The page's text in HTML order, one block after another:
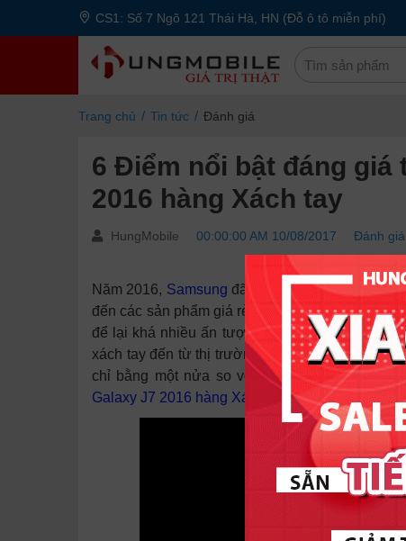
CS1: Số 7 Ngõ 121 Thái Hà, HN (Đỗ ô tô miễn phí)
Trang chủ Tin tức Đánh giá
6 Điểm nổi bật đáng giá
2016 hàng Xách tay
HungMobile 00:00:00 AM 10/08/2017 Đánh giá
Năm 2016, Samsung đã thay đổi hàng loạt thế
đến các sản phẩm giá rẻ. Và ở phân khúc giá
để lại khá nhiều ấn tượng cho người dùng.
xách tay đến từ thị trường Trung Quốc có mã
chỉ bằng một nửa so với phiên bản chính
Galaxy J7 2016 hàng Xách tay